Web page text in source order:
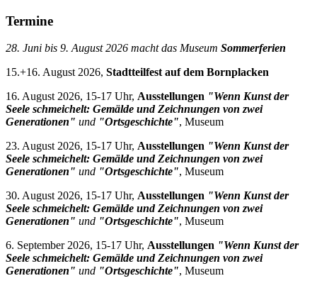
Termine
28. Juni bis 9. August 2026 macht das Museum Sommerferien
15.+16. August 2026, Stadtteilfest auf dem Bornplacken
16. August 2026, 15-17 Uhr, Ausstellungen "Wenn Kunst der
Seele schmeichelt: Gemälde und Zeichnungen von zwei
Generationen" und "Ortsgeschichte", Museum
23. August 2026, 15-17 Uhr, Ausstellungen "Wenn Kunst der
Seele schmeichelt: Gemälde und Zeichnungen von zwei
Generationen" und "Ortsgeschichte", Museum
30. August 2026, 15-17 Uhr, Ausstellungen "Wenn Kunst der
Seele schmeichelt: Gemälde und Zeichnungen von zwei
Generationen" und "Ortsgeschichte", Museum
6. September 2026, 15-17 Uhr, Ausstellungen "Wenn Kunst der
Seele schmeichelt: Gemälde und Zeichnungen von zwei
Generationen" und "Ortsgeschichte", Museum